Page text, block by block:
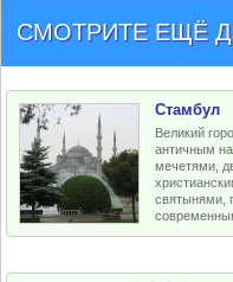
СМОТРИТЕ ЕЩЁ
Стамбул
Великий
античным
мечетями,
святынями,